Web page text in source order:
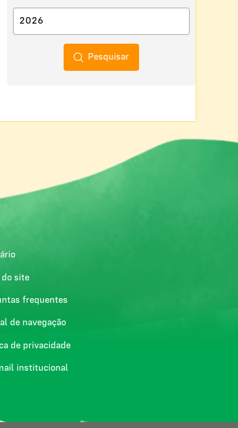
Pesquisar
do site
frequentes
de navegação
de privacidade
institucional